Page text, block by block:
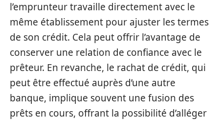
l’emprunteur travaille directement avec le
même établissement pour ajuster les termes
de son crédit. Cela peut offrir l’avantage de
conserver une relation de confiance avec le
prêteur. En revanche, le rachat de crédit, qui
peut être effectué auprès d’une autre
banque, implique souvent une fusion des
prêts en cours, offrant la possibilité d’alléger